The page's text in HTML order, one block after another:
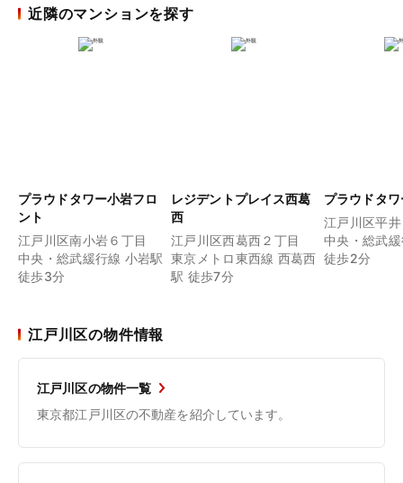
近隣のマンションを探す
プラウドタワー小岩フロ
ント
江戸川区南小岩６丁目
中央・総武緩行線 小岩駅
徒歩3分
レジデントプレイス西葛
西
江戸川区西葛西２丁目
東京メトロ東西線 西葛西
駅 徒歩7分
プラウドタ
江戸川区平
中央・総武
徒歩2分
江戸川区の物件情報
江戸川区の物件一覧
東京都江戸川区の不動産を紹介しています。